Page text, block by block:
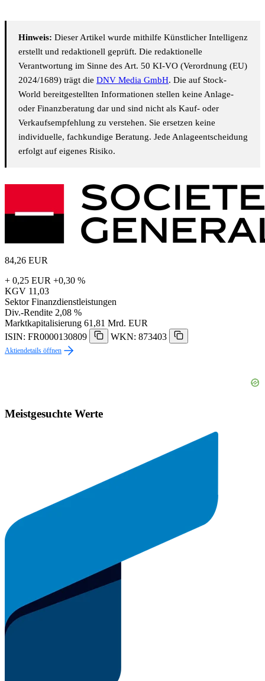
Hinweis: Dieser Artikel wurde mithilfe Künstlicher Intelligenz
erstellt und redaktionell geprüft. Die redaktionelle
Verantwortung im Sinne des Art. 50 KI-VO (Verordnung (EU)
2024/1689) trägt die DNV Media GmbH. Die auf Stock-
World bereitgestellten Informationen stellen keine Anlage-
oder Finanzberatung dar und sind nicht als Kauf- oder
Verkaufsempfehlung zu verstehen. Sie ersetzen keine
individuelle, fachkundige Beratung. Jede Anlageentscheidung
erfolgt auf eigenes Risiko.
84,26 EUR
+ 0,25 EUR +0,30 %
KGV 11,03
Sektor Finanzdienstleistungen
Div.-Rendite 2,08 %
Marktkapitalisierung 61,81 Mrd. EUR
ISIN: FR0000130809
WKN: 873403
Aktiendetails öffnen
Meistgesuchte Werte